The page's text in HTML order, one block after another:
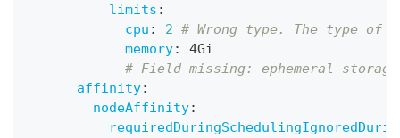
limits :
cpu : 2 # Wrong type. The type of
memory:
4Gi
# Field missing: ephemeral-storage
affinity:
nodeAffinity: